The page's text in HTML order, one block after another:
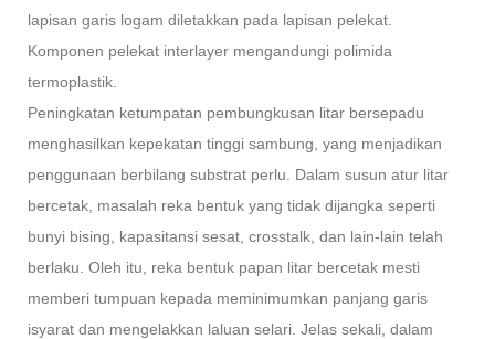
lapisan garis logam diletakkan pada lapisan pelekat.
Komponen pelekat interlayer mengandungi polimida
termoplastik.
Peningkatan ketumpatan pembungkusan litar bersepadu
menghasilkan kepekatan tinggi sambung, yang menjadikan
penggunaan berbilang substrat perlu. Dalam susun atur litar
bercetak, masalah reka bentuk yang tidak dijangka seperti
bunyi bising, kapasitansi sesat, crosstalk, dan lain-lain telah
berlaku. Oleh itu, reka bentuk papan litar bercetak mesti
memberi tumpuan kepada meminimumkan panjang garis
isyarat dan mengelakkan laluan selari. Jelas sekali, dalam